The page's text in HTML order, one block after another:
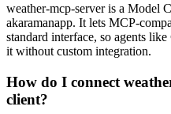
weather-mcp-server is a Model
akaramanapp. It lets MCP-
standard interface, so agents
it without custom integration.
How do I connect
client?